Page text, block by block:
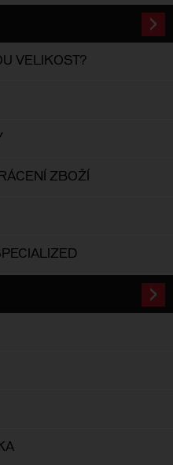
VELIKOST?
ZBOŽÍ